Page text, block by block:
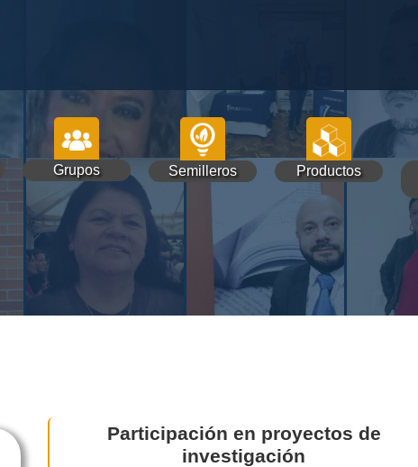
Grupos Semilleros Productos
Participación en proyectos de
investigación